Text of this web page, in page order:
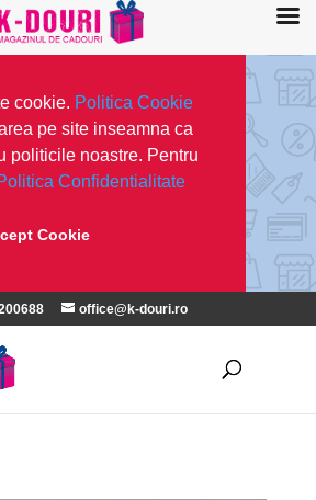
cookie. Politica Cookie
pe site inseamna ca
politicile noastre. Pentru
Confidentialitate
Cookie
office@k-douri.ro